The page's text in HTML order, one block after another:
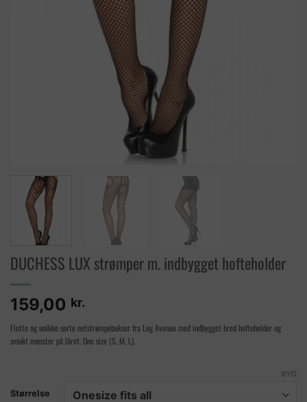
DUCHESS LUX strømper m. indbygget hofteholder
159,00 kr.
Flotte og unikke sorte netstrømpebukser fra Leg Avenue med indbygget bred hofteholder og
smukt mønster på låret. One size (S, M, L).
Størrelse
RYD